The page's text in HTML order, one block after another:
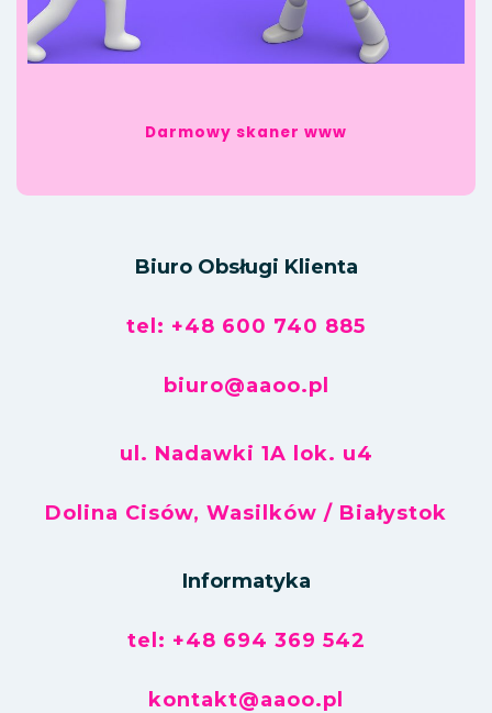
Darmowy skaner www
Biuro Obsługi Klienta
tel: +48 600 740 885
biuro@aaoo.pl
ul. Nadawki 1A lok. u4
Dolina Cisów, Wasilków / Białystok
Informatyka
tel: +48 694 369 542
kontakt@aaoo.pl